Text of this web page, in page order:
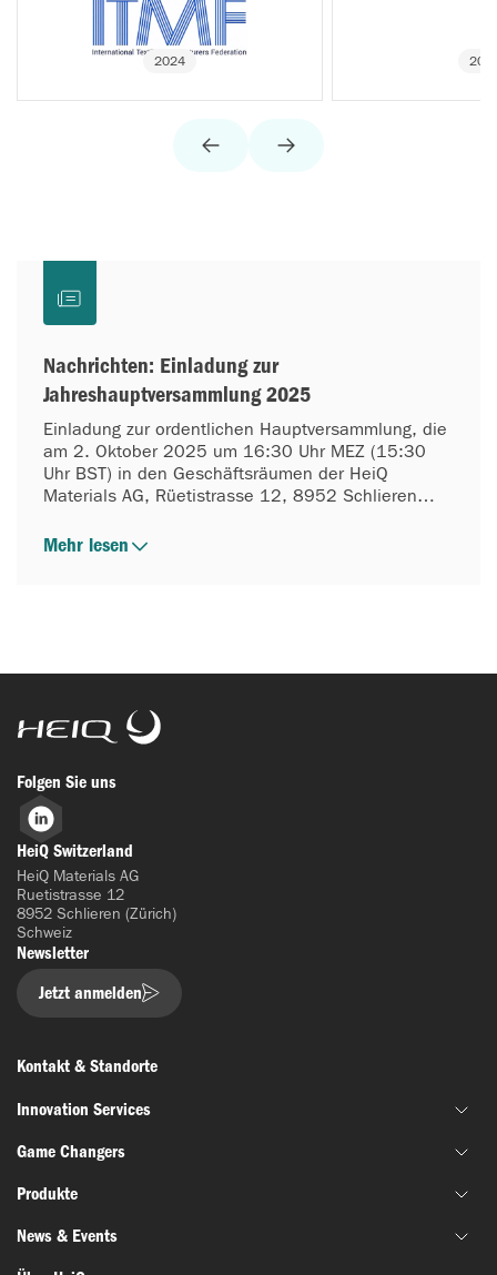
2024
Nachrichten: Einladung zur
Jahreshauptversammlung 2025
Einladung zur ordentlichen Hauptversammlung, die
am 2. Oktober 2025 um 16:30 Uhr MEZ (15:30
Uhr BST) in den Geschäftsräumen der HeiQ
Materials AG, Rüetistrasse 12, 8952 Schlieren
Uhr MEZ (15:30 Uhr BST) (ein Zoom-Meeting für
Mehr lesen
HeiQ
Folgen Sie uns
LinkedIn
HeiQ Switzerland
HeiQ Materials AG
Ruetistrasse 12
8952 Schlieren (Zürich)
Schweiz
Newsletter
Jetzt anmelden
Kontakt & Standorte
Innovation Services
Gemeinsame Materialentwicklung
Finanzierung & Zuschussunterstützung
Innovationsnetzwerke
Game Changers
HeiQ IoniX
HeiQ GrapheneX
Produkte
Biotechnologie
News & Events